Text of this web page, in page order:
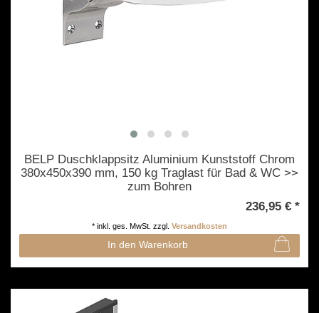
BELP Duschklappsitz Aluminium Kunststoff Chrom
380x450x390 mm, 150 kg Traglast für Bad & WC >>
zum Bohren
236,95 € *
In den Warenkorb
* inkl. ges. MwSt. zzgl. Versandkosten